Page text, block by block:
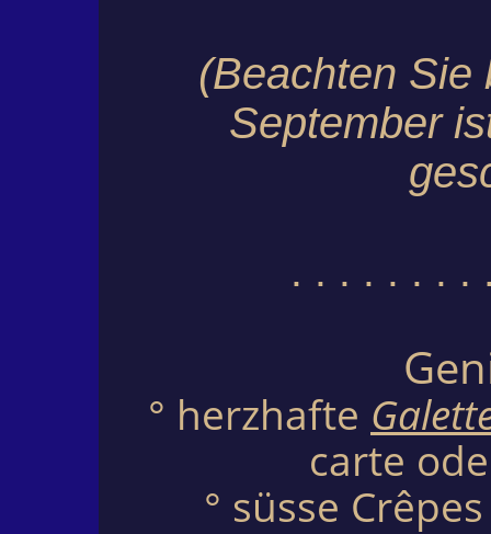
(Beachten
September
. . . . . . . .
° herzhafte
carte
° süsse